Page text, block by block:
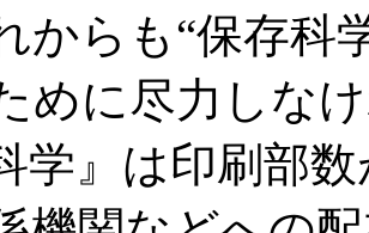
からも“保存科
めに尽力しな
学』は印刷部